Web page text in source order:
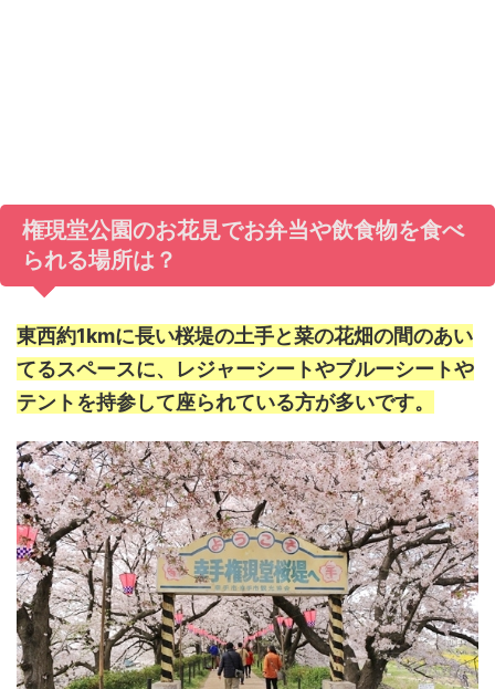
権現堂公園のお花見でお弁当や飲食物を食べ
られる場所は？
東西約1kmに長い桜堤の土手と菜の花畑の間のあい
てるスペースに、レジャーシートやブルーシートや
テントを持参して座られている方が多いです。